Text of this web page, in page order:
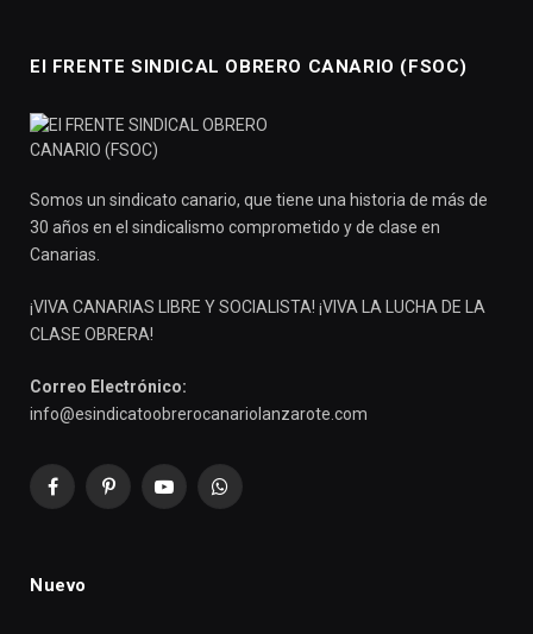
El FRENTE SINDICAL OBRERO CANARIO (FSOC)
Somos un sindicato canario, que tiene una historia de más de
30 años en el sindicalismo comprometido y de clase en
Canarias.
¡VIVA CANARIAS LIBRE Y SOCIALISTA! ¡VIVA LA LUCHA DE LA
CLASE OBRERA!
Correo Electrónico:
info@esindicatoobrerocanariolanzarote.com
FacebookPinterestYouTubeWhatsApp
Nuevo